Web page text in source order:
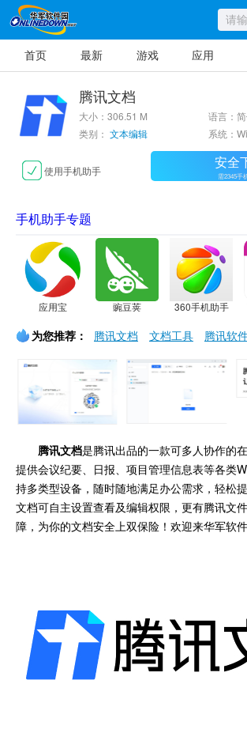
首页 最新 游戏 应用
腾讯文档
大小：306.51 M
语言：
类别： 文本编辑 系统：
使用手机助手 安全
需2345手
手机助手专题
应用宝 豌豆荚 360手机助手
为您推荐： 腾讯文档 文档工具 腾讯软
腾讯文档是腾讯出品的一款可多人协作的
提供会议纪要、日报、项目管理信息表等各类
持多类型设备，随时随地满足办公需求，轻松
文档可自主设置查看及编辑权限，更有腾讯文
障，为你的文档安全上双保险！欢迎来华军软件